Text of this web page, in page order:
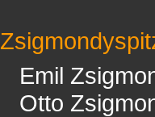
Emil
Otto